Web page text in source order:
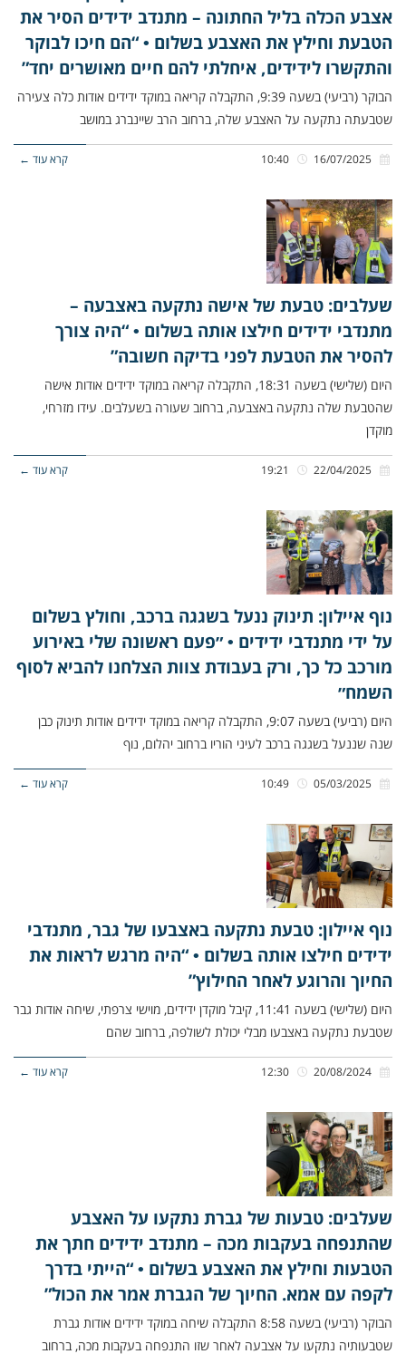
אצבע הכלה בליל החתונה – מתנדב ידידים הסיר את
הטבעת וחילץ את האצבע בשלום • “הם חיכו לבוקר
והתקשרו לידידים, איחלתי להם חיים מאושרים יחד”
הבוקר (רביעי) בשעה 9:39, התקבלה קריאה במוקד ידידים אודות כלה צעירה
שטבעתה נתקעה על האצבע שלה, ברחוב הרב שיינברג במושב
קרא עוד ←
שעלבים: טבעת של אישה נתקעה באצבעה –
מתנדבי ידידים חילצו אותה בשלום • “היה צורך
להסיר את הטבעת לפני בדיקה חשובה”
היום (שלישי) בשעה 18:31, התקבלה קריאה במוקד ידידים אודות אישה
שהטבעת שלה נתקעה באצבעה, ברחוב שעורה בשעלבים. עידו מזרחי,
מוקדן
קרא עוד ←
נוף איילון: תינוק ננעל בשגגה ברכב, וחולץ בשלום
על ידי מתנדבי ידידים • ״פעם ראשונה שלי באירוע
מורכב כל כך, ורק בעבודת צוות הצלחנו להביא לסוף
השמח״
היום (רביעי) בשעה 9:07, התקבלה קריאה במוקד ידידים אודות תינוק כבן
שנה שננעל בשגגה ברכב לעיני הוריו ברחוב יהלום, נוף
קרא עוד ←
נוף איילון: טבעת נתקעה באצבעו של גבר, מתנדבי
ידידים חילצו אותה בשלום • “היה מרגש לראות את
החיוך והרוגע לאחר החילוץ”
היום (שלישי) בשעה 11:41, קיבל מוקדן ידידים, מוישי צרפתי, שיחה אודות גבר
שטבעת נתקעה באצבעו מבלי יכולת לשולפה, ברחוב שהם
קרא עוד ←
שעלבים: טבעות של גברת נתקעו על האצבע
שהתנפחה בעקבות מכה – מתנדב ידידים חתך את
הטבעות וחילץ את האצבע בשלום • “הייתי בדרך
לקפה עם אמא. החיוך של הגברת אמר את הכול”
הבוקר (רביעי) בשעה 8:58 התקבלה שיחה במוקד ידידים אודות גברת
שטבעותיה נתקעו על אצבעה לאחר שזו התנפחה בעקבות מכה, ברחוב